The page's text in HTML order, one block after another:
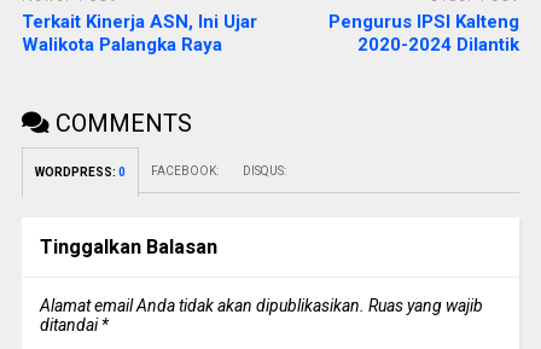
Terkait Kinerja ASN, Ini Ujar
Walikota Palangka Raya
Pengurus IPSI Kalteng
2020-2024 Dilantik
COMMENTS
WORDPRESS: 0 FACEBOOK: DISQUS:
Tinggalkan Balasan
Alamat email Anda tidak akan dipublikasikan. Ruas yang wajib
ditandai*